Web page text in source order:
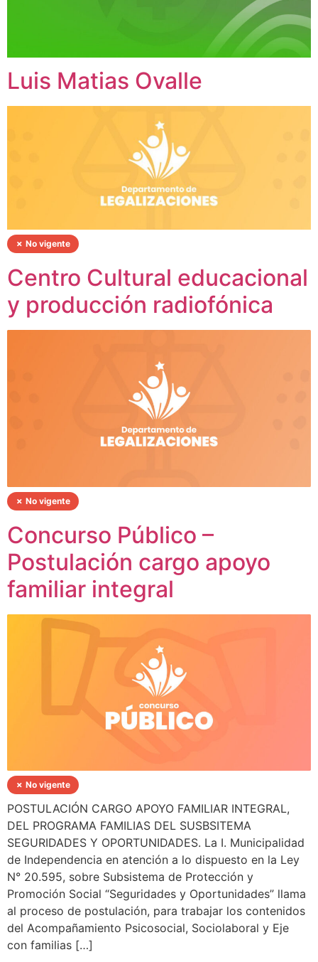
Luis Matias Ovalle
✗ No vigente
Centro Cultural educacional
y producción radiofónica
✗ No vigente
Concurso Público –
Postulación cargo apoyo
familiar integral
✗ No vigente
POSTULACIÓN CARGO APOYO FAMILIAR INTEGRAL,
DEL PROGRAMA FAMILIAS DEL SUSBSITEMA
SEGURIDADES Y OPORTUNIDADES. La I. Municipalidad
de Independencia en atención a lo dispuesto en la Ley
N° 20.595, sobre Subsistema de Protección y
Promoción Social “Seguridades y Oportunidades” llama
al proceso de postulación, para trabajar los contenidos
del Acompañamiento Psicosocial, Sociolaboral y Eje
con familias […]